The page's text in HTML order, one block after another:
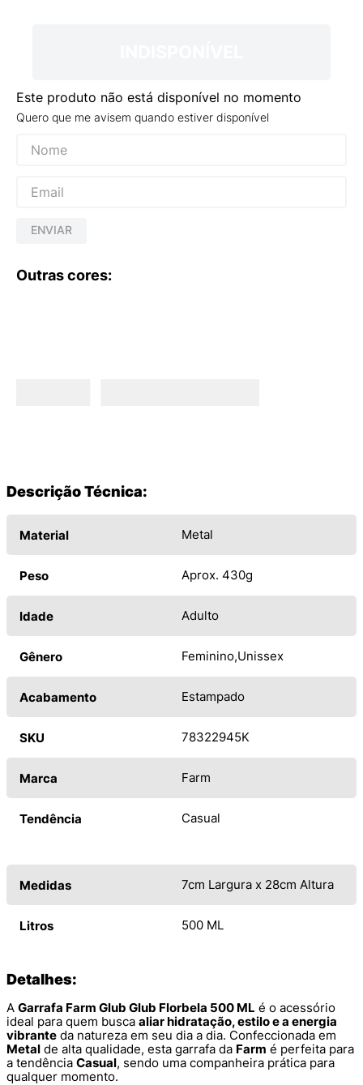
Este produto não está disponível no momento
Quero que me avisem quando estiver disponível
ENVIAR
Outras cores:
Descrição Técnica:
Material Metal
Peso Aprox. 430g
Idade Adulto
Gênero Feminino Unissex
Acabamento Estampado
SKU 78322945K
Marca Farm
Tendência Casual
Medidas 7cm Largura x 28cm Altura
Litros 500 ML
Detalhes:
A Garrafa Farm Glub Glub Florbela 500 ML é o acessório
ideal para quem busca aliar hidratação, estilo e a energia
vibrante da natureza em seu dia a dia. Confeccionada em
Metal de alta qualidade, esta garrafa da Farm é perfeita para
a tendência Casual, sendo uma companheira prática para
qualquer momento.